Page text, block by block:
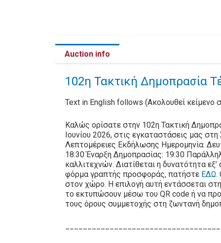
Auction info
102η Τακτική Δημοπρασία
Text in English follows (Ακολουθεί κείμενο
Καλώς ορίσατε στην 102η Τακτική
Ιουνίου 2026, στις εγκαταστάσεις μας
Λεπτομέρειες Εκδήλωσης Ημερομηνία:
18:30 Έναρξη Δημοπρασίας: 19:30
καλλιτεχνών. Διατίθεται η δυνατότητα
φόρμα γραπτής προσφοράς, πατήστε ΕΔΩ.
στον χώρο. Η επιλογή αυτή εντάσσεται
το εκτυπώσουν μέσω του QR code ή να
τους όρους συμμετοχής στη ζωντανή